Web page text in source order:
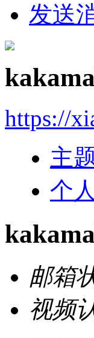
发送
https://
主
个
邮箱
视频